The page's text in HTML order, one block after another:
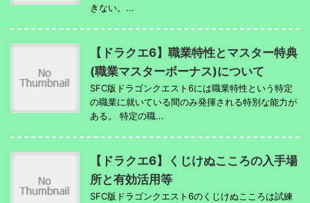
きない。...
【ドラクエ6】職業特性とマスター特典
(職業マスターボーナス)について
SFC版ドラゴンクエスト6には職業特性という特定
の職業に就いている間のみ発揮される特別な能力が
ある。 特定の職...
【ドラクエ6】くじけぬこころの入手場
所と有効活用等
SFC版ドラゴンクエスト6のくじけぬこころは試練